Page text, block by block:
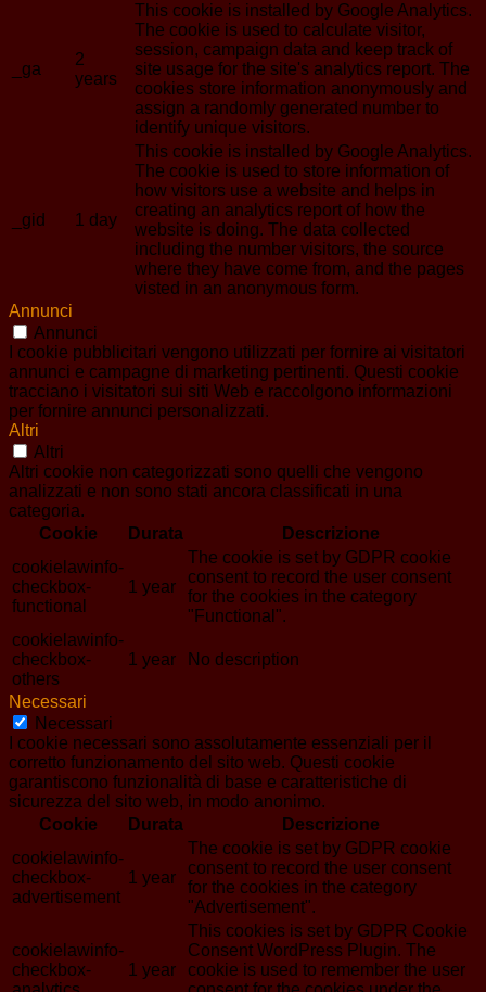
_ga
2
years
This cookie is installed by Google Analytics.
The cookie is used to calculate visitor,
session, campaign data and keep track of
site usage for the site's analytics report. The
cookies store information anonymously and
assign a randomly generated number to
identify unique visitors.
_gid 1 day
This cookie is installed by Google Analytics.
The cookie is used to store information of
how visitors use a website and helps in
creating an analytics report of how the
website is doing. The data collected
including the number visitors, the source
where they have come from, and the pages
visted in an anonymous form.
Annunci
Annunci
I cookie pubblicitari vengono utilizzati per fornire ai visitatori
annunci e campagne di marketing pertinenti. Questi cookie
tracciano i visitatori sui siti Web e raccolgono informazioni
per fornire annunci personalizzati.
Altri
Altri
Altri cookie non categorizzati sono quelli che vengono
analizzati e non sono stati ancora classificati in una
categoria.
Cookie
Durata
Descrizione
cookielawinfo-
checkbox-
functional
1 year
The cookie is set by GDPR cookie
consent to record the user consent
for the cookies in the category
"Functional".
cookielawinfo-
checkbox-
others
1 year No description
Necessari
Necessari
I cookie necessari sono assolutamente essenziali per il
corretto funzionamento del sito web. Questi cookie
garantiscono funzionalità di base e caratteristiche di
sicurezza del sito web, in modo anonimo.
Cookie
Durata
Descrizione
cookielawinfo-
checkbox-
advertisement
1 year
The cookie is set by GDPR cookie
consent to record the user consent
for the cookies in the category
"Advertisement".
cookielawinfo-
checkbox-
1 year
This cookies is set by GDPR Cookie
Consent WordPress Plugin. The
cookie is used to remember the user